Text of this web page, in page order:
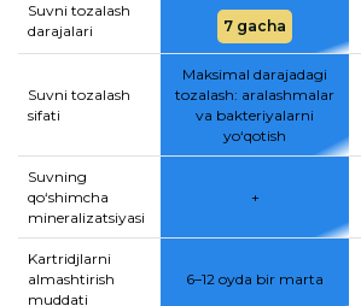
Suvni tozalash
darajalari
7 gacha
Suvni tozalash
sifati
Maksimal darajadagi
tozalash: aralashmalar
va bakteriyalarni
yo‘qotish
Suvning
qo‘shimcha
mineralizatsiyasi
+
Kartridjlarni
almashtirish
muddati
6–12 oyda bir marta